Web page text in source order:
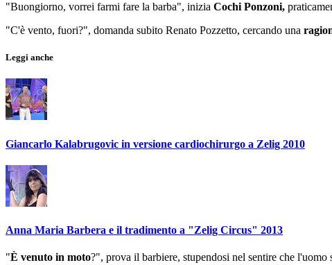
"Buongiorno, vorrei farmi fare la barba", inizia Cochi Ponzoni,
"C'è vento, fuori?", domanda subito Renato Pozzetto, cercando una
Leggi anche
Giancarlo Kalabrugovic in versione cardiochirurgo a Zelig 2010
Anna Maria Barbera e il tradimento a "Zelig Circus" 2013
"È venuto in moto?", prova il barbiere, stupendosi nel sentire che l'uomo